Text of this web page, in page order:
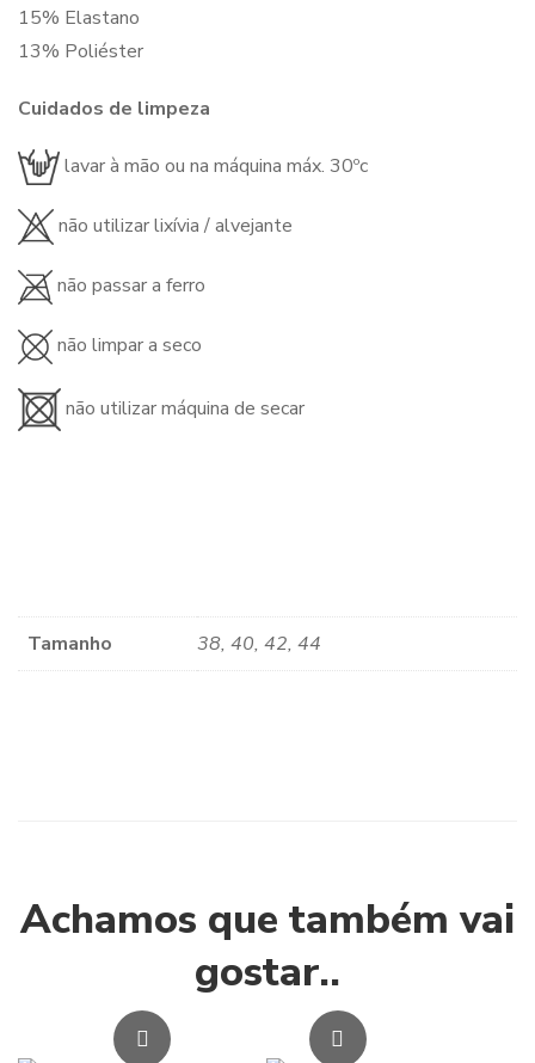
15% Elastano
13% Poliéster
Cuidados de limpeza
lavar à mão ou na máquina máx. 30ºc
não utilizar lixívia / alvejante
não passar a ferro
não limpar a seco
não utilizar máquina de secar
Tamanho 38, 40, 42, 44
Achamos que também vai
gostar..